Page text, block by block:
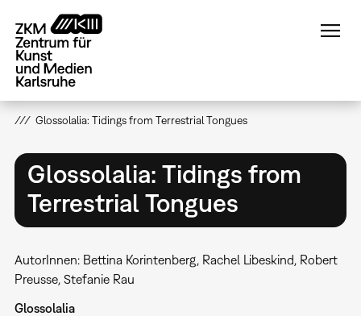
zum
Inhalt
Glossolalia: Tidings from Terrestrial Tongues
Glossolalia: Tidings from
Terrestrial Tongues
AutorInnen: Bettina Korintenberg, Rachel Libeskind, Robert
Preusse, Stefanie Rau
Glossolalia